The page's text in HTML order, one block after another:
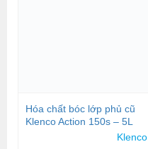
Hóa chất bóc lớp phủ cũ
Klenco Action 150s – 5L
Klenco